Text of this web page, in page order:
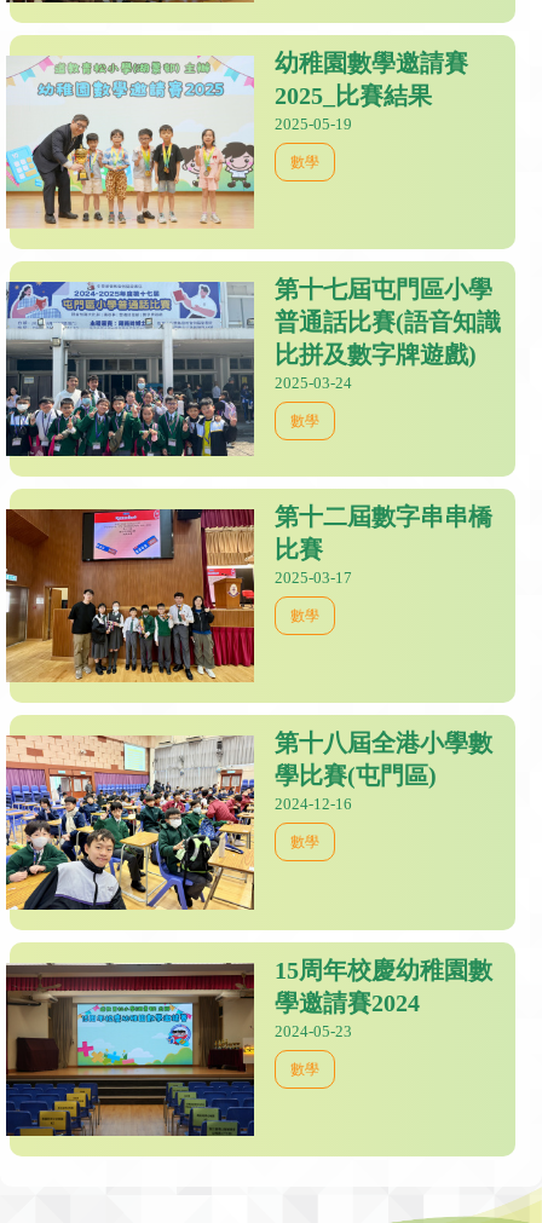
幼稚園數學邀請賽
2025_比賽結果
2025-05-19
數學
第十七屆屯門區小學
普通話比賽(語音知識
比拼及數字牌遊戲)
2025-03-24
數學
第十二屆數字串串橋
比賽
2025-03-17
數學
第十八屆全港小學數
學比賽(屯門區)
2024-12-16
數學
15周年校慶幼稚園數
學邀請賽2024
2024-05-23
數學